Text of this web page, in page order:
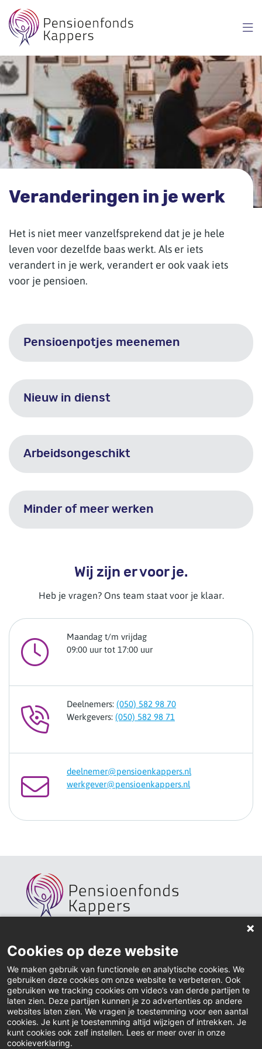
en
naar
inhoud
gaan
Veranderingen in je werk
Het is niet meer vanzelfsprekend dat je je hele
leven voor dezelfde baas werkt. Als er iets
verandert in je werk, verandert er ook vaak iets
voor je pensioen.
Pensioenpotjes meenemen
Nieuw in dienst
Arbeidsongeschikt
Minder of meer werken
Wij zijn er voor je.
Heb je vragen? Ons team staat voor je klaar.
Maandag t/m vrijdag
09:00 uur tot 17:00 uur
Deelnemers: (050) 582 98 70
Werkgevers: (050) 582 98 71
deelnemer@pensioenkappers.nl
werkgever@pensioenkappers.nl
Home
Actueel
Contact
Downloads
Inloggen
Cookies op deze website
We maken gebruik van functionele en analytische cookies. We
gebruiken deze cookies om onze website te verbeteren. Ook
gebruiken we tracking cookies om video’s van derde partijen te
laten zien. Deze partijen kunnen je zo advertenties op andere
websites laten zien. We vragen je toestemming voor een aantal
cookies. Je kunt je toestemming altijd wijzigen of intrekken. Je
kunt cookies ook zelf instellen. Lees er meer over in onze
cookieverklaring.